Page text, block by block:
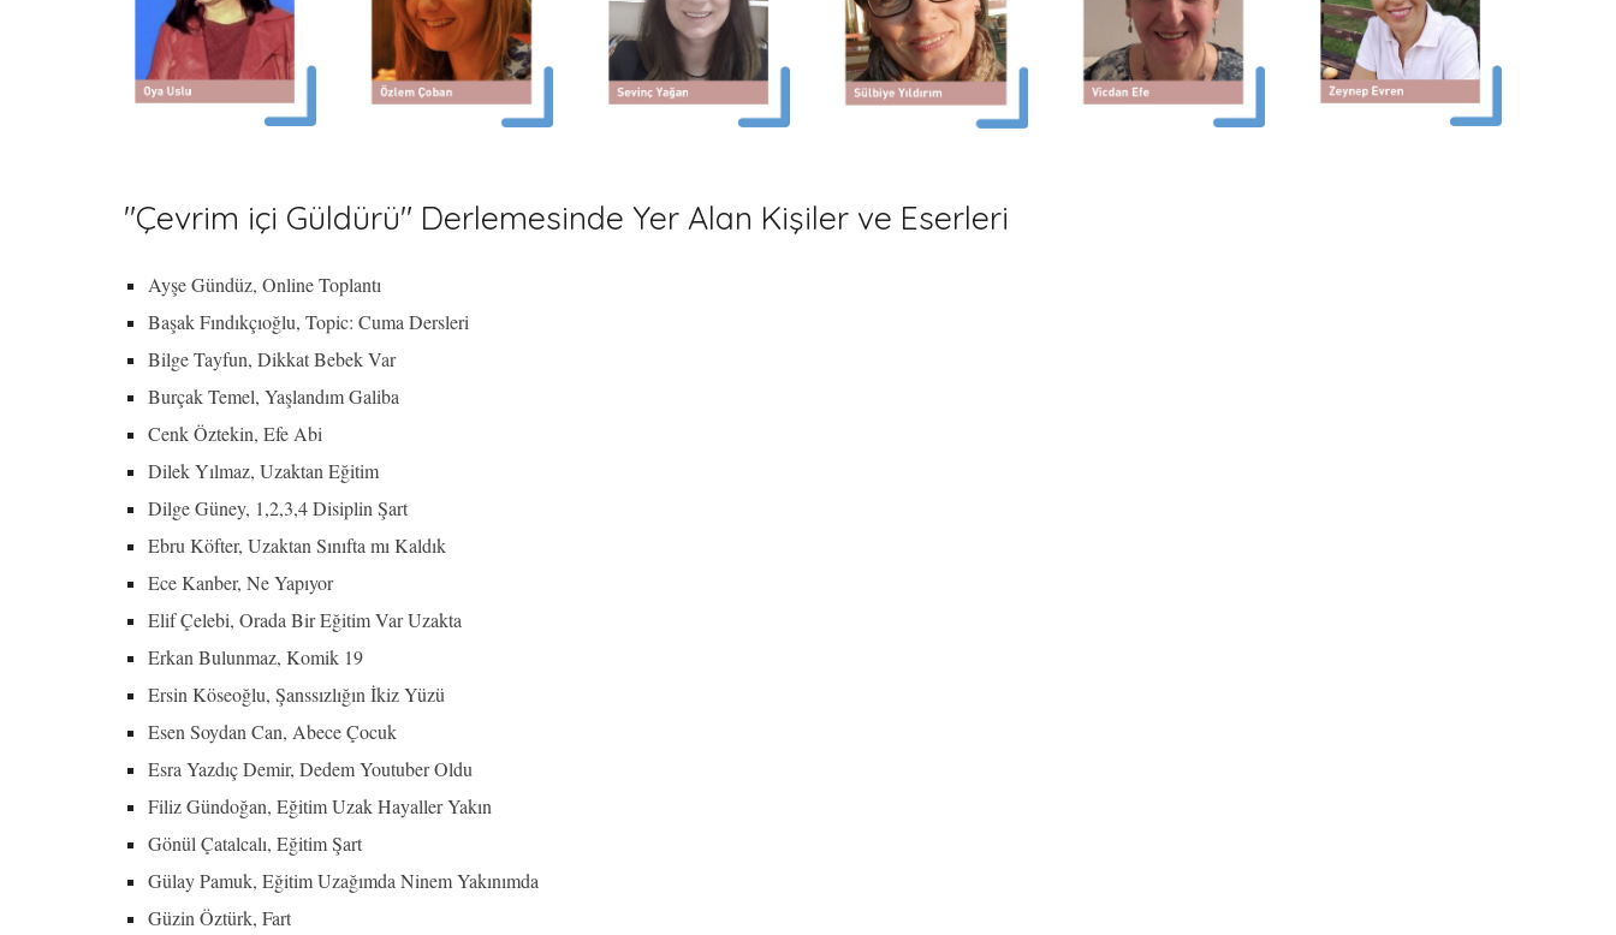
"Çevrim içi Güldürü" Derlemesinde Yer Alan Kişiler ve Eserleri
Ayşe Gündüz, Online Toplantı
Başak Fındıkçıoğlu, Topic: Cuma Dersleri
Bilge Tayfun, Dikkat Bebek Var
Burçak Temel, Yaşlandım Galiba
Cenk Öztekin, Efe Abi
Dilek Yılmaz, Uzaktan Eğitim
Dilge Güney, 1,2,3,4 Disiplin Şart
Ebru Köfter, Uzaktan Sınıfta mı Kaldık
Ece Kanber, Ne Yapıyor
Elif Çelebi, Orada Bir Eğitim Var Uzakta
Erkan Bulunmaz, Komik 19
Ersin Köseoğlu, Şanssızlığın İkiz Yüzü
Esen Soydan Can, Abece Çocuk
Esra Yazdıç Demir, Dedem Youtuber Oldu
Filiz Gündoğan, Eğitim Uzak Hayaller Yakın
Gönül Çatalcalı, Eğitim Şart
Gülay Pamuk, Eğitim Uzağımda Ninem Yakınımda
Güzin Öztürk, Fart